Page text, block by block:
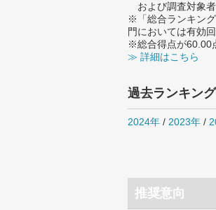
および調査対象者
※「総合ランキン
門においては有効
※総合得点が60.00
≫ 詳細はこちら
過去ランキング
2024年 / 2023年 /
推奨意向